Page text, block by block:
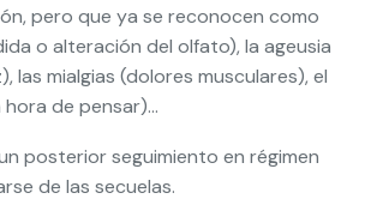
pero que ya se reconocen como
o alteración del olfato), la ageusia
mialgias (dolores musculares), el
hora de pensar)…
posterior seguimiento en régimen
de las secuelas.